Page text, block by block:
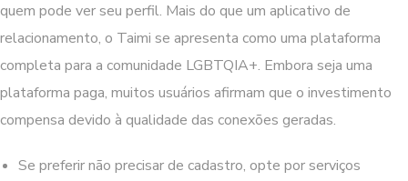
quem pode ver seu perfil. Mais do que um aplicativo de
relacionamento, o Taimi se apresenta como uma plataforma
completa para a comunidade LGBTQIA+. Embora seja uma
plataforma paga, muitos usuários afirmam que o investimento
compensa devido à qualidade das conexões geradas.
Se preferir não precisar de cadastro, opte por serviços